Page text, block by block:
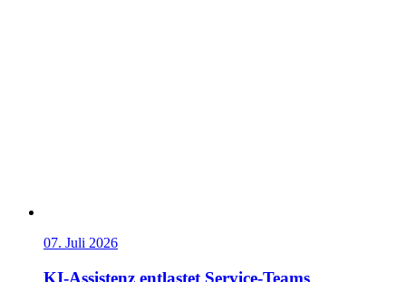
07. Juli 2026
KI-Assistenz entlastet Service-Teams